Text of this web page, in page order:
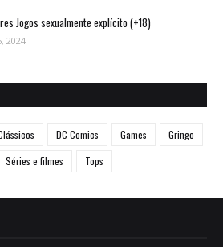
Jogos sexualmente explícito (+18)
2024
DC Comics Games
Gringo
Séries e filmes Tops